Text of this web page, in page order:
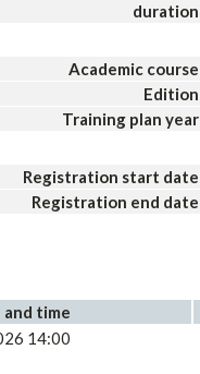
duration
Academic course
Edition
Training plan year
Registration start date
Registration end date
and time
14:00